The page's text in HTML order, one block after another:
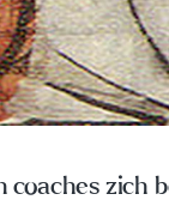
coaches zich